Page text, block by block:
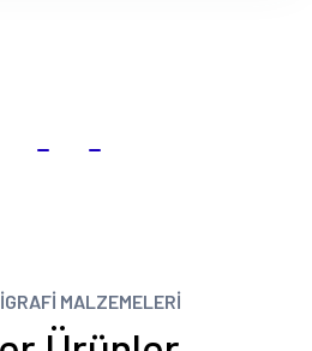
MALZEMELERİ